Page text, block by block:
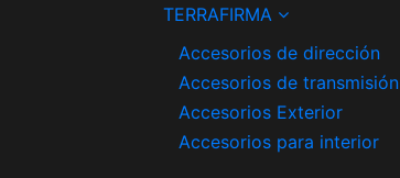
TERRAFIRMA
Accesorios de dirección
Accesorios de transmisión
Accesorios Exterior
Accesorios para interior